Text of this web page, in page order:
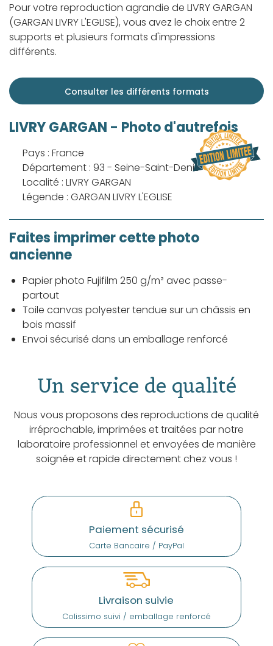
Pour votre reproduction agrandie de LIVRY GARGAN
(GARGAN LIVRY L'EGLISE), vous avez le choix entre 2
supports et plusieurs formats d'impressions
différents.
Consulter les différents formats
LIVRY GARGAN - Photo d'autrefois
Pays : France
Département : 93 - Seine-Saint-Denis
Localité : LIVRY GARGAN
Légende : GARGAN LIVRY L'EGLISE
Faites imprimer cette photo
ancienne
Papier photo Fujifilm 250 g/m² avec passe-
partout
Toile canvas polyester tendue sur un châssis en
bois massif
Envoi sécurisé dans un emballage renforcé
Un service de qualité
Nous vous proposons des reproductions de qualité
irréprochable, imprimées et traitées par notre
laboratoire professionnel et envoyées de manière
soignée et rapide directement chez vous !
Paiement sécurisé
Carte Bancaire / PayPal
Livraison suivie
Colissimo suivi / emballage renforcé